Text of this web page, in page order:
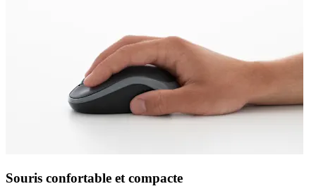
Souris confortable et compacte